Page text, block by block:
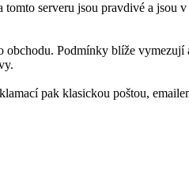
serveru jsou pravdivé a jsou
Podmínky blíže vymezují
pak klasickou poštou,